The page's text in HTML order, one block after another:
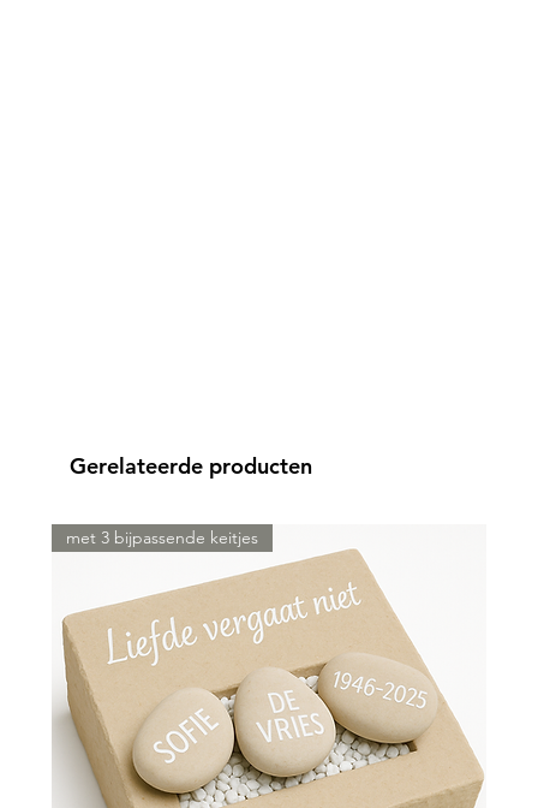
Gerelateerde producten
met 3 bijpassende keitjes